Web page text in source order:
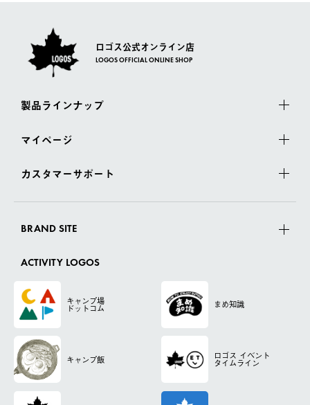
ロゴス公式オンライン店
LOGOS OFFICIAL ONLINE SHOP
製品ラインナップ
マイページ
カスタマーサポート
BRAND SITE
ACTIVITY LOGOS
キャンプ場
ドットコム まめ知識
キャンプ飯 ロゴス イベント
タイムライン